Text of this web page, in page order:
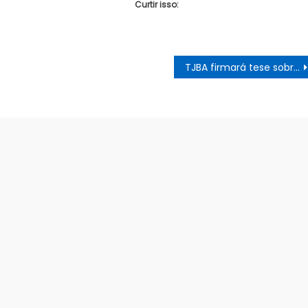
Curtir isso:
TJBA firmará tese sobre Idade máxima para PMs da Bahia – Excedentes 2012 e outras turmas